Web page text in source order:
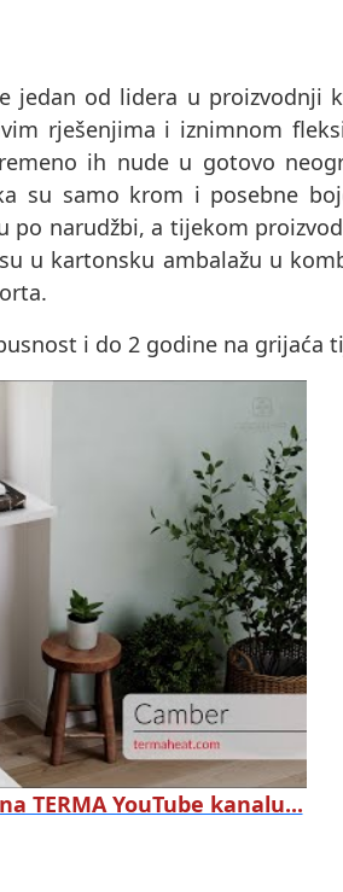
jedan od lidera u proizvodnji
rješenjima i iznimnom
ih nude u gotovo
su samo krom i posebne
po narudžbi, a tijekom
u kartonsku ambalažu u
i do 2 godine na grijaća
TERMA YouTube kanalu...